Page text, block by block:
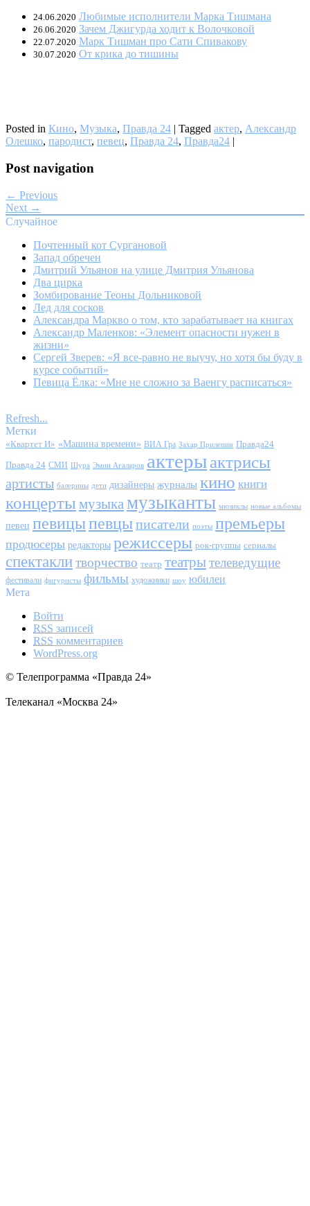
24.06.2020 Любимые исполнители Марка Тишмана
26.06.2020 Зачем Джигурда ходит к Волочковой
22.07.2020 Марк Тишман про Сати Спивакову
30.07.2020 От крика до тишины
Posted in Кино, Музыка, Правда 24 | Tagged актер, Александр
Олешко, пародист, певец, Правда 24, Правда24 |
Post navigation
← Previous
Next →
Случайное
Почтенный кот Сургановой
Запад обречен
Дмитрий Ульянов на улице Дмитрия Ульянова
Два цирка
Зомбирование Теоны Дольниковой
Лед для сосков
Александра Маркво о том, кто зарабатывает на книгах
Александр Маленков: «Элемент опасности нужен в
жизни»
Сергей Зверев: «Я все-равно не выучу, но хотя бы буду в
курсе событий»
Певица Ёлка: «Мне не сложно за Ваенгу расписаться»
Refresh...
Метки
«Квартет И» «Машина времени» ВИА Гра Захар Прилепин Правда24
Правда 24 СМИ Шура Эмин Агаларов актерыактрисы
артисты балерины дети дизайнеры журналы кино книги
концерты музыка музыканты мюзиклы новые альбомы
певец певицыпевцыписатели поэты премьеры
продюсеры редакторы режиссеры рок-группы сериалы
спектаклитворчество театр театрытелеведущие
фестивали фигуристы фильмы художники шоу юбилеи
Мета
Войти
RSS записей
RSS комментариев
WordPress.org
© Телепрограмма «Правда 24»
Телеканал «Москва 24»